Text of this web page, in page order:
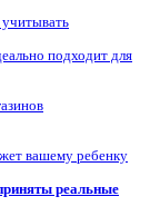
подходит для
вашему ребенку
реальные